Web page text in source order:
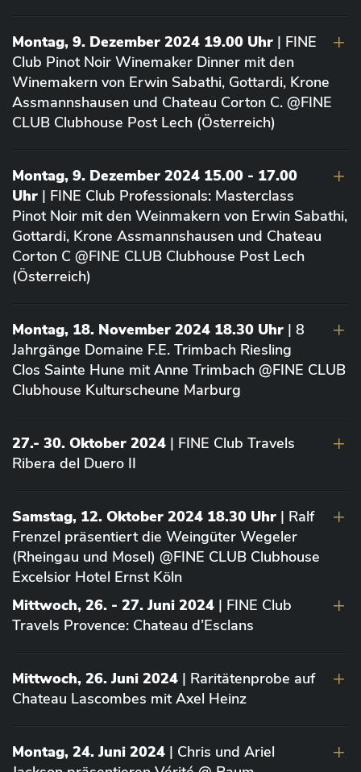
Montag, 9. Dezember 2024 19.00 Uhr | FINE
Club Pinot Noir Winemaker Dinner mit den
Winemakern von Erwin Sabathi, Gottardi, Krone
Assmannshausen und Chateau Corton C. @FINE
CLUB Clubhouse Post Lech (Österreich)
Montag, 9. Dezember 2024 15.00 - 17.00
Uhr | FINE Club Professionals: Masterclass
Pinot Noir mit den Weinmakern von Erwin Sabathi,
Gottardi, Krone Assmannshausen und Chateau
Corton C @FINE CLUB Clubhouse Post Lech
(Österreich)
Montag, 18. November 2024 18.30 Uhr | 8
Jahrgänge Domaine F.E. Trimbach Riesling
Clos Sainte Hune mit Anne Trimbach @FINE CLUB
Clubhouse Kulturscheune Marburg
27.- 30. Oktober 2024 | FINE Club Travels
Ribera del Duero II
Samstag, 12. Oktober 2024 18.30 Uhr | Ralf
Frenzel präsentiert die Weingüter Wegeler
(Rheingau und Mosel) @FINE CLUB Clubhouse
Excelsior Hotel Ernst Köln
Mittwoch, 26. - 27. Juni 2024 | FINE Club
Travels Provence: Chateau d’Esclans
Mittwoch, 26. Juni 2024 | Raritätenprobe auf
Chateau Lascombes mit Axel Heinz
Montag, 24. Juni 2024 | Chris und Ariel